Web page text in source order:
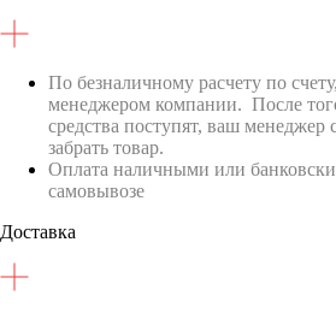
По безналичному расчету по
менеджером компании. После
средства поступят, ваш
забрать товар.
Оплата наличными или
самовывозе
Доставка